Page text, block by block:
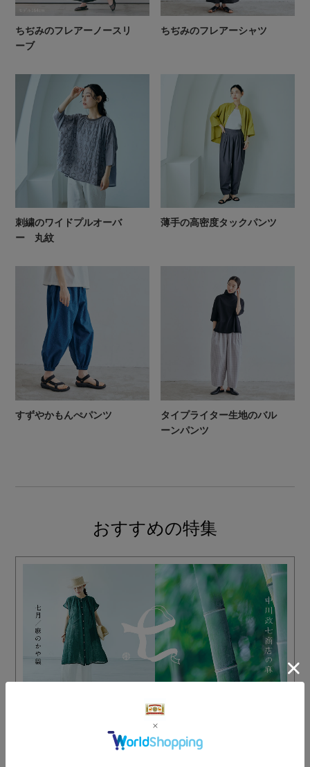
ちぢみのフレアーノースリ
ーブ
ちぢみのフレアーシャツ
刺繍のワイドプルオーバ
ー 丸紋
薄手の高密度タックパンツ
すずやかもんぺパンツ
タイプライター生地のバル
ーンパンツ
おすすめの特集
さらりとした肌触りの「麻のかや織」で、風通しがよい麻の服を